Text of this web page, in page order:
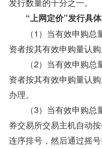
“上网定价”发行具体
（1）当有效申购总
资者按其有效申购量认购
（2）当有效申购总
资者按其有效申购量认
办理。
（3）当有效申购总
券交易所交易主机自动
连序排号，然后通过摇